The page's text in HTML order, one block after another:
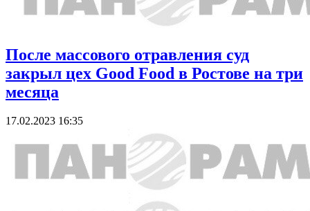
После массового отравления суд
закрыл цех Good Food в Ростове на три
месяца
17.02.2023 16:35